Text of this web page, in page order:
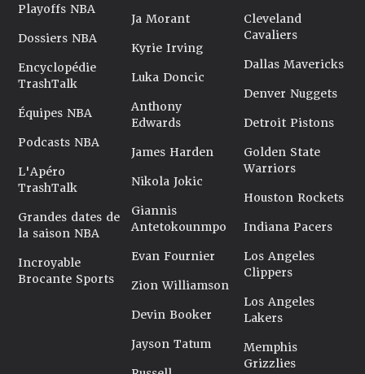
Playoffs NBA
Dossiers NBA
Encyclopédie
TrashTalk
Équipes NBA
Podcasts NBA
L'Apéro
TrashTalk
Grandes dates de
la saison NBA
Incroyable
Brocante Sports
Ja Morant
Kyrie Irving
Luka Doncic
Anthony
Edwards
James Harden
Nikola Jokic
Giannis
Antetokounmpo
Evan Fournier
Zion Williamson
Devin Booker
Jayson Tatum
Cleveland
Cavaliers
Dallas Mavericks
Denver Nuggets
Detroit Pistons
Golden State
Warriors
Houston Rockets
Indiana Pacers
Los Angeles
Clippers
Los Angeles
Lakers
Memphis
Grizzlies